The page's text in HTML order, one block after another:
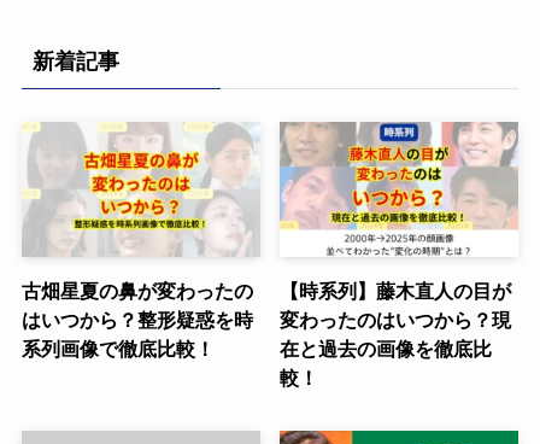
新着記事
古畑星夏の鼻が変わったの
はいつから？整形疑惑を時
系列画像で徹底比較！
【時系列】藤木直人の目が
変わったのはいつから？現
在と過去の画像を徹底比
較！